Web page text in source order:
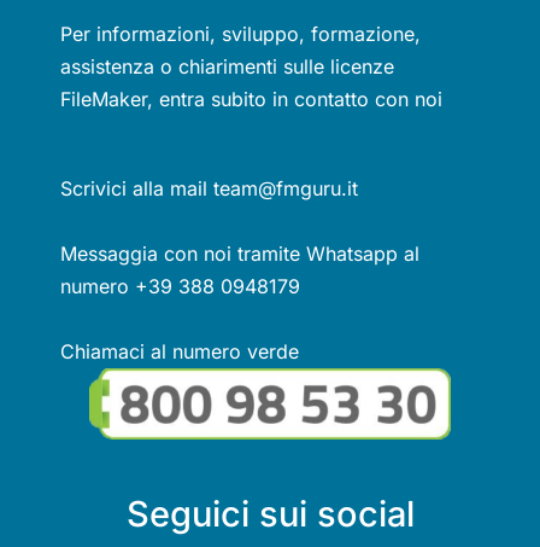
Per informazioni, sviluppo, formazione,
assistenza o chiarimenti sulle licenze
FileMaker, entra subito in contatto con noi
Scrivici alla mail team@fmguru.it
Messaggia con noi tramite Whatsapp al
numero +39 388 0948179
Chiamaci al numero verde
Seguici sui social